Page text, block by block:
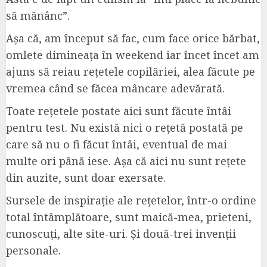
să mănânc”.
Așa că, am început să fac, cum face orice bărbat,
omlete dimineața în weekend iar încet încet am
ajuns să reiau rețetele copilăriei, alea făcute pe
vremea când se făcea mâncare adevărată.
Toate rețetele postate aici sunt făcute întâi
pentru test. Nu există nici o rețetă postată pe
care să nu o fi făcut întâi, eventual de mai
multe ori până iese. Așa că aici nu sunt rețete
din auzite, sunt doar exersate.
Sursele de inspirație ale rețetelor, într-o ordine
total întâmplătoare, sunt maică-mea, prieteni,
cunoscuți, alte site-uri. Și două-trei invenții
personale.